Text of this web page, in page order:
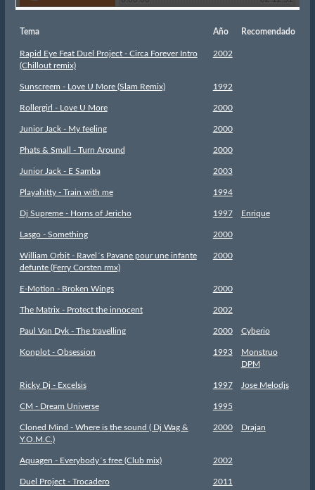
Tema Año Recomendado
Rapid Eye Feat Duel Project - Circa Forever Intro
(Chillout remix)
2002
Sunscreem - Love U More (Slam Remix) 1992
Rollergirl - Love U More 2000
Junior Jack - My feeling 2000
Phats & Small - Turn Around 2000
Junior Jack - E Samba 2003
Playahitty - Train with me 1994
Dj Supreme - Horns of Jericho 1997 Enrique
Lasgo - Something 2000
William Orbit - Ravel´s Pavane pour une infante
defunte (Ferry Corsten rmx)
2000
E-Motion - Broken Wings 2000
The Matrix - Protect the innocent 2002
Paul Van Dyk - The travelling 2000 Cyberio
Konplot - Obsession 1993
Monstruo
DPM
Ricky Dj - Excelsis 1997 Jose Melodjs
CM - Dream Universe 1995
Cloned Mind - Where is the sound ( Dj Wag &
Y.O.M.C.)
2000 Drajan
Aquagen - Everybody´s free (Club mix) 2002
Duel Project - Trocadero 2011